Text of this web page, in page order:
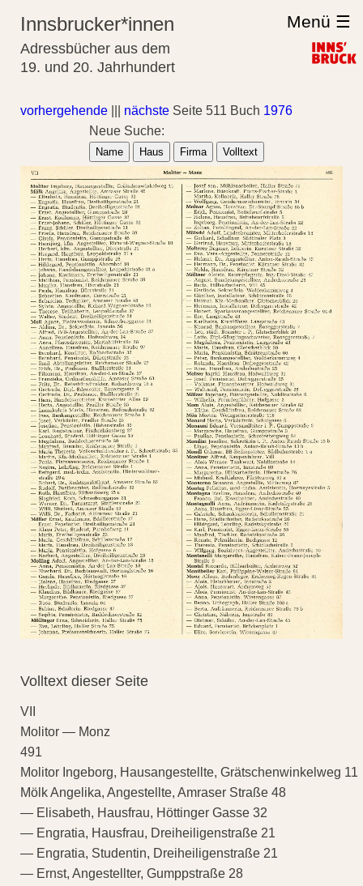
Innsbrucker*innen
Adressbücher aus dem
19. und 20. Jahrhundert
Menü ☰
vorhergehende nächste Seite 511 Buch 1976
Neue Suche:
Name Haus Firma Volltext
Volltext dieser Seite
VII
Molitor — Monz
491
Molitor Ingeborg, Hausangestellte, Grätschenwinkelweg 11
Mölk Angelika, Angestellte, Amraser Straße 48
— Elisabeth, Hausfrau, Höttinger Gasse 32
— Engratia, Hausfrau, Dreiheiligenstraße 21
— Engratia, Studentin, Dreiheiligenstraße 21
— Ernst, Angestellter, Gumppstraße 28